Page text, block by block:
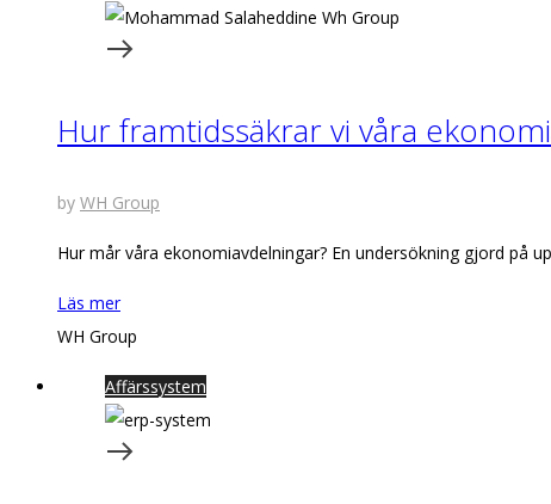
Hur framtidssäkrar vi våra
by WH Group
Hur mår våra ekonomiavdelningar? En undersökning gjord på
Läs mer
WH Group
Affärssystem